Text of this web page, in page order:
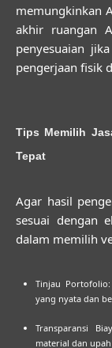
memungkinkan
akhir ruangan
penyesuaian
pengerjaan fisik
Tips Memilih
Tepat
Agar hasil
sesuai dengan
dalam memilih
Tinjau Portofolio:
yang nyata dan
Transparansi
material dan upah